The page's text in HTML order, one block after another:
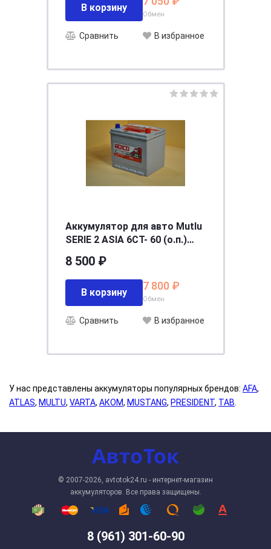
Обмен
В корзину
Сравнить В избранное
Аккумулятор для авто Mutlu
SERIE 2 ASIA 6CT- 60 (о.п.)
креп. [д232ш173в225/520
8 500 ₽
7 800 ₽
Обмен
В корзину
Сравнить В избранное
У нас представлены аккумуляторы популярных брендов: AFA,
ATLAS, MULTU, VARTA, АКОМ, MUSTANG, PRESIDENT, TAB
8 (961) 301-60-90
© 2007-2026, avtotok24.ru - интернет-магазин
аккумуляторов. Все права защищены.